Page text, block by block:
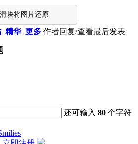
块将图片还原
精华 更多 作者回复/查看最后发表
还可输入80 个字符